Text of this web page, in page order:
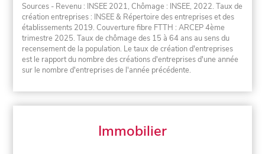
Sources - Revenu : INSEE 2021, Chômage : INSEE, 2022. Taux de
création entreprises : INSEE & Répertoire des entreprises et des
établissements 2019. Couverture fibre FTTH : ARCEP 4ème
trimestre 2025. Taux de chômage des 15 à 64 ans au sens du
recensement de la population. Le taux de création d'entreprises
est le rapport du nombre des créations d'entreprises d'une année
sur le nombre d'entreprises de l'année précédente.
Immobilier